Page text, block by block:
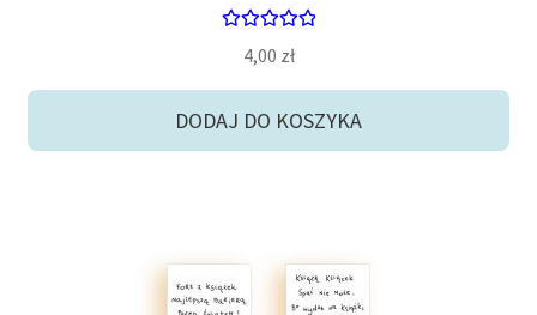
5.00
4,00 zł
DODAJ DO KOSZYKA